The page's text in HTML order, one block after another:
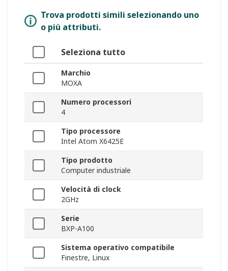
Trova prodotti simili selezionando uno
o più attributi.
Seleziona tutto
Marchio
MOXA
Numero processori
4
Tipo processore
Intel Atom X6425E
Tipo prodotto
Computer industriale
Velocità di clock
2GHz
Serie
BXP-A100
Sistema operativo compatibile
Finestre, Linux